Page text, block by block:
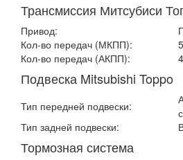
Трансмиссия Митсубиси
Привод:
Кол-во передач (МКПП):
5
Кол-во передач (АКПП):
4
Подвеска Mitsubishi Toppo
Тип передней подвески:
Тип задней подвески:
Тормозная система